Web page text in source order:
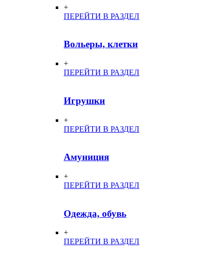
+
ПЕРЕЙТИ В РАЗДЕЛ
Вольеры, клетки
+
ПЕРЕЙТИ В РАЗДЕЛ
Игрушки
+
ПЕРЕЙТИ В РАЗДЕЛ
Амуниция
+
ПЕРЕЙТИ В РАЗДЕЛ
Одежда, обувь
+
ПЕРЕЙТИ В РАЗДЕЛ